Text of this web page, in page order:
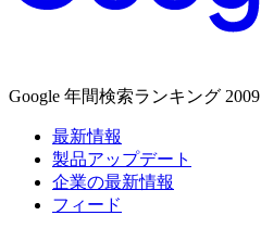
Google 年間検索ランキング 2009
最新情報
製品アップデート
企業の最新情報
フィード